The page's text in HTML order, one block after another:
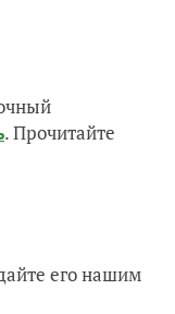
. Прочитайте
его нашим